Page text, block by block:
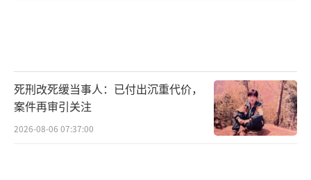
死刑改死缓当事人：已付出沉重代价，
案件再审引关注
2026-08-06 07:37:00